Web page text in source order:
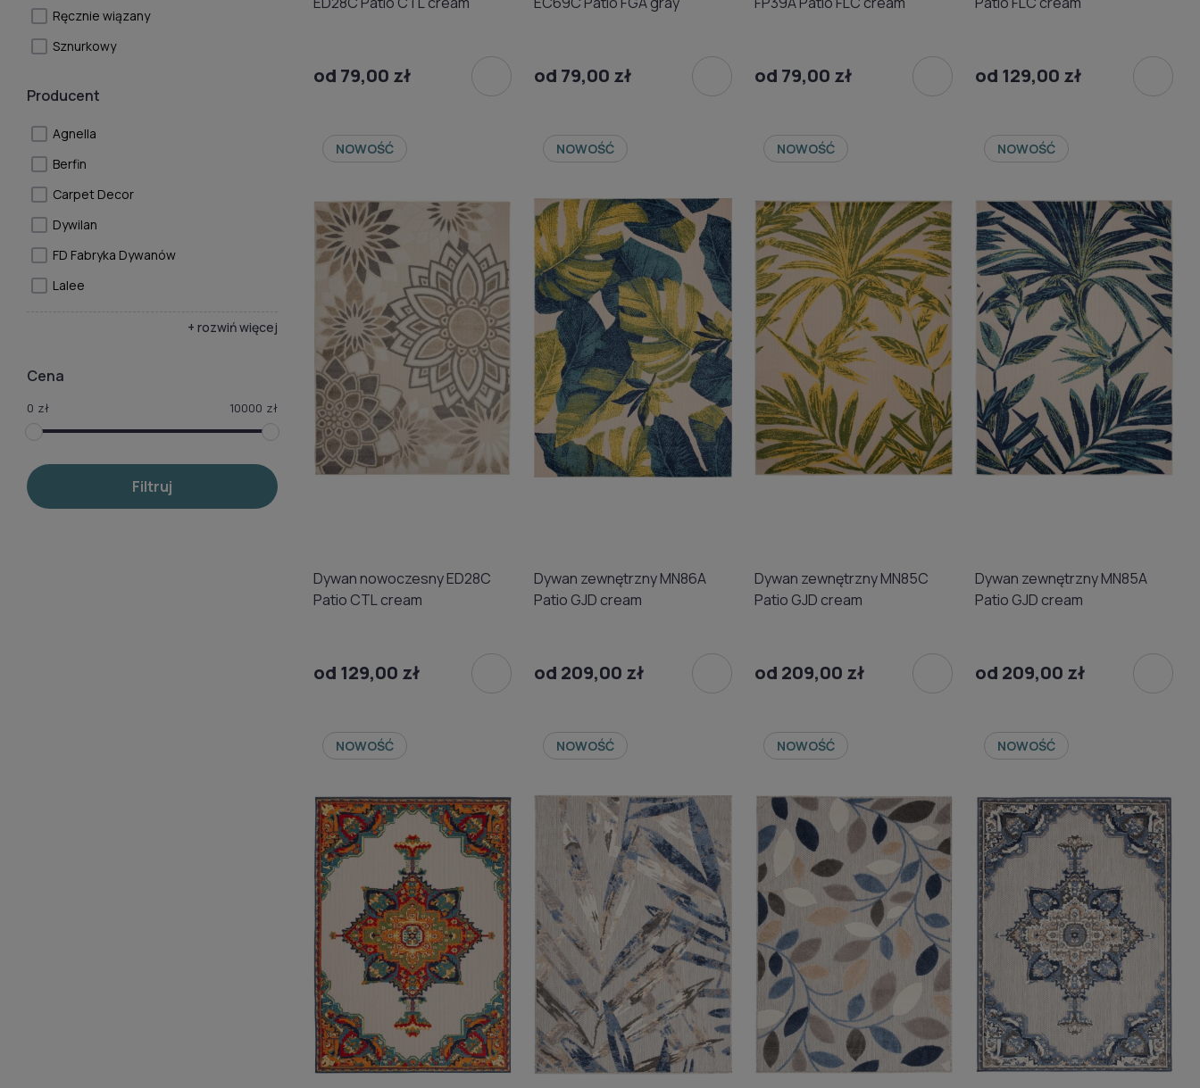
Ręcznie wiązany
Sznurkowy
Producent
Agnella
Berfin
Carpet Decor
Dywilan
FD Fabryka Dywanów
Lalee
+ rozwiń więcej
Cena
0 zł 10000 zł
Filtruj
od 79,00 zł od 79,00 zł od 79,00 zł od 129,00 zł
Dywan nowoczesny ED28C
Patio CTL cream
od 129,00 zł
NOWOŚĆ
Dywan zewnętrzny MN86A
Patio GJD cream
od 209,00 zł
NOWOŚĆ
Dywan zewnętrzny MN85C
Patio GJD cream
od 209,00 zł
NOWOŚĆ
Dywan zewnętrzny MN85A
Patio GJD cream
od 209,00 zł
NOWOŚĆ
NOWOŚĆ NOWOŚĆ NOWOŚĆ NOWOŚĆ